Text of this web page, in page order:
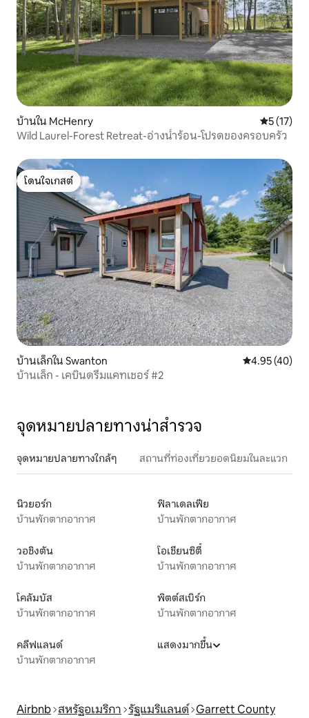
บ้านใน McHenry คะแนนเฉลี่
5 (17)
Wild Laurel-Forest Retreat-อ่างน้ำร้อน-โปรดของครอบครัว
โดนใจเกสต์
โดนใจเกสต์
บ้านเล็กใน Swanton คะแนนเฉลี่ย
4.95 (40)
บ้านเล็ก - เคบินดรีมแคทเชอร์ #2
จุดหมายปลายทางน่าสำรวจ
จุดหมายปลายทางใกล้ๆ สถานที่ท่องเที่ยวยอดนิยมในละแวก
นิวยอร์ก
บ้านพักตากอากาศ
ฟิลาเดลเฟีย
บ้านพักตากอากาศ
วอชิงตัน
บ้านพักตากอากาศ
โอเชียนซิตี้
บ้านพักตากอากาศ
โคลัมบัส
บ้านพักตากอากาศ
พิตต์สเบิร์ก
บ้านพักตากอากาศ
คลีฟแลนด์
บ้านพักตากอากาศ
แสดงมากขึ้น
Airbnb สหรัฐอเมริกา รัฐแมริแลนด์ Garrett County